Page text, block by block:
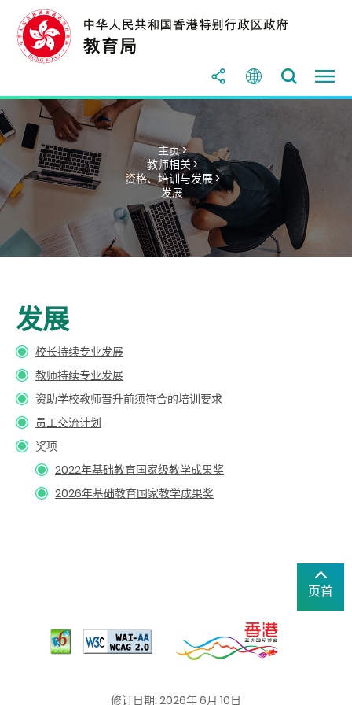
主页 >
教师相关 >
资格、培训与发展 >
发展
发展
校长持续专业发展
教师持续专业发展
资助学校教师晋升前须符合的培训要求
员工交流计划
奖项
2022年基础教育国家级教学成果奖
2026年基础教育国家教学成果奖
页首
修订日期: 2026年 6月 10日